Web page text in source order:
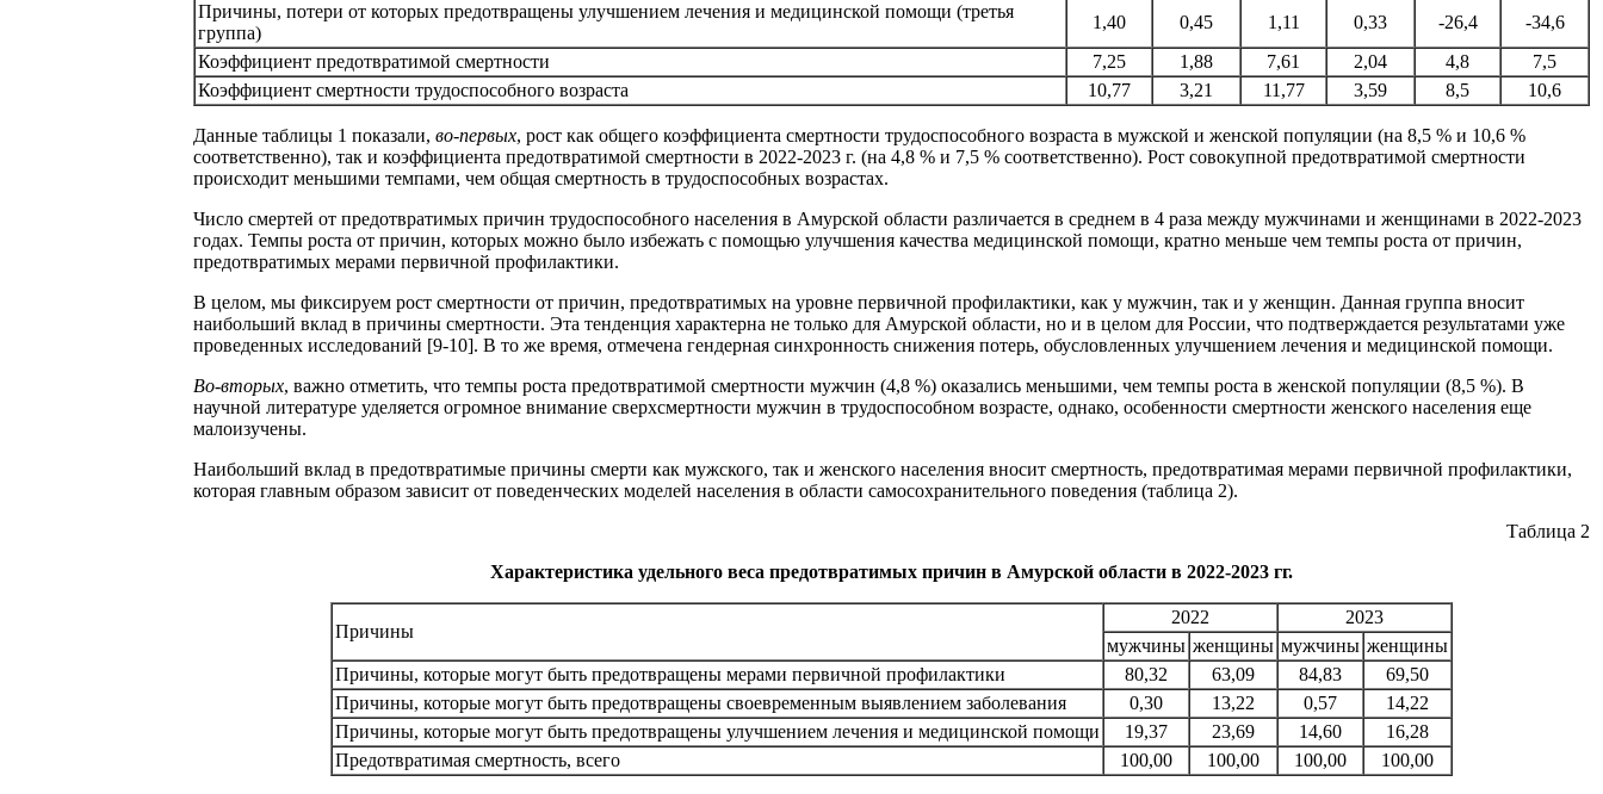
Причины, потери от которых предотвращены улучшением лечения и медицинской помощи (третья
группа)
1,40 0,45 1,11 0,33 -26,4
-34,6
Коэффициент предотвратимой смертности
7,25 1,88 7,61 2,04 4,8
7,5
Коэффициент смертности трудоспособного возраста
10,77 3,21 11,77 3,59 8,5 10,6
Данные таблицы 1 показали, во-первых, рост как общего коэффициента смертности трудоспособного возраста в мужской и женской популяции (на 8,5 % и 10,6 %
соответственно), так и коэффициента предотвратимой смертности в 2022-2023 г. (на 4,8 % и 7,5 % соответственно). Рост совокупной предотвратимой смертности
происходит меньшими темпами, чем общая смертность в трудоспособных возрастах.
Число смертей от предотвратимых причин трудоспособного населения в Амурской области различается в среднем в 4 раза между мужчинами и женщинами в 2022-2023
годах. Темпы роста от причин, которых можно было избежать с помощью улучшения качества медицинской помощи, кратно меньше чем темпы роста от причин,
предотвратимых мерами первичной профилактики.
В целом, мы фиксируем рост смертности от причин, предотвратимых на уровне первичной профилактики, как у мужчин, так и у женщин. Данная группа вносит
наибольший вклад в причины смертности. Эта тенденция характерна не только для Амурской области, но и в целом для России, что подтверждается результатами уже
проведенных исследований [9-10]. В то же время, отмечена гендерная синхронность снижения потерь, обусловленных улучшением лечения и медицинской помощи.
Во-вторых, важно отметить, что темпы роста предотвратимой смертности мужчин (4,8 %) оказались меньшими, чем темпы роста в женской популяции (8,5 %). В
научной литературе уделяется огромное внимание сверхсмертности мужчин в трудоспособном возрасте, однако, особенности смертности женского населения еще
малоизучены.
Наибольший вклад в предотвратимые причины смерти как мужского, так и женского населения вносит смертность, предотвратимая мерами первичной профилактики,
которая главным образом зависит от поведенческих моделей населения в области самосохранительного поведения (таблица 2).
Таблица 2
Характеристика удельного веса предотвратимых причин в Амурской области в 2022-2023 гг.
Причины
2022
2023
мужчины женщины мужчины женщины
Причины, которые могут быть предотвращены мерами первичной профилактики
80,32 63,09 84,83
69,50
Причины, которые могут быть предотвращены своевременным выявлением заболевания
0,30 13,22 0,57
14,22
Причины, которые могут быть предотвращены улучшением лечения и медицинской помощи
19,37 23,69 14,60
16,28
Предотвратимая смертность, всего
100,00 100,00 100,00 100,00